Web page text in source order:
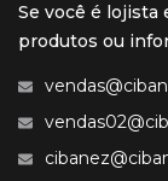
Se você é lojista
produtos ou